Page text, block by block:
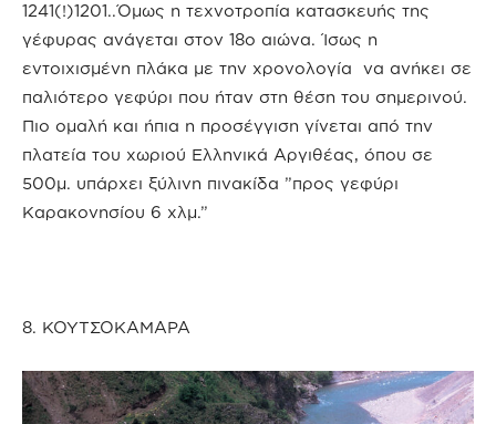
1241(!)1201..Όμως η τεχνοτροπία κατασκευής της
γέφυρας ανάγεται στον 18ο αιώνα. Ίσως η
εντοιχισμένη πλάκα με την χρονολογία να ανήκει σε
παλιότερο γεφύρι που ήταν στη θέση του σημερινού.
Πιο ομαλή και ήπια η προσέγγιση γίνεται από την
πλατεία του χωριού Ελληνικά Αργιθέας, όπου σε
500μ. υπάρχει ξύλινη πινακίδα ”προς γεφύρι
Καρακονησίου 6 χλμ.”
8. ΚΟΥΤΣΟΚΑΜΑΡΑ